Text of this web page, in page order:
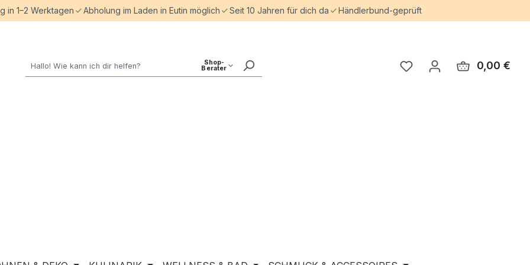
in 1–2 Werktagen Abholung im Laden in Eutin möglich Seit 10 Jahren für dich da Händlerbund-geprüft
Shop-
Berater 0,00 €